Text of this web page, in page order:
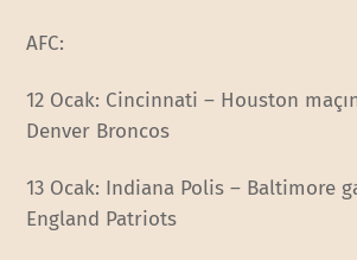
AFC:
12 Ocak: Cincinnati – Houston
Denver Broncos
13 Ocak: Indiana Polis – Baltimore
England Patriots